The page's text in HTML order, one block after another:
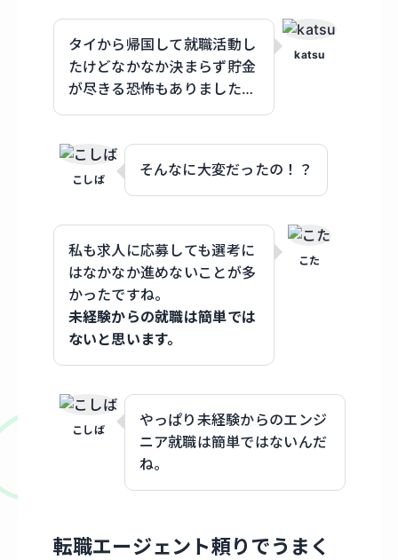
katsu
タイから帰国して就職活動し
たけどなかなか決まらず貯金
が尽きる恐怖もありました…
こしば
そんなに大変だったの！？
こた
私も求人に応募しても選考に
はなかなか進めないことが多
かったですね。
未経験からの就職は簡単では
ないと思います。
こしば
やっぱり未経験からのエンジ
ニア就職は簡単ではないんだ
ね。
転職エージェント頼りでうまく